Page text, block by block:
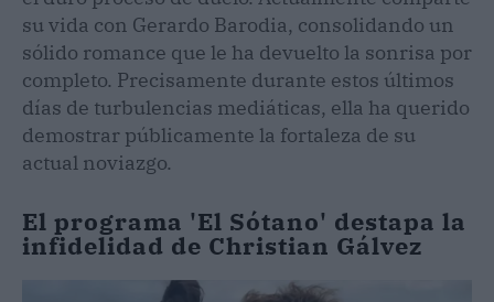
su vida con Gerardo Barodia, consolidando un
sólido romance que le ha devuelto la sonrisa por
completo. Precisamente durante estos últimos
días de turbulencias mediáticas, ella ha querido
demostrar públicamente la fortaleza de su
actual noviazgo.
El programa 'El Sótano' destapa la
infidelidad de Christian Gálvez